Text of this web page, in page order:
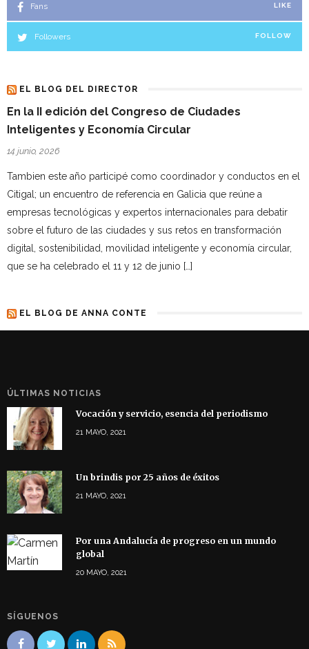
Fans LIKE
Followers FOLLOW
EL BLOG DEL DIRECTOR
En la II edición del Congreso de Ciudades
Inteligentes y Economía Circular
14 junio, 2026
Tambien este año participé como coordinador y conductos en el
Citigal; un encuentro de referencia en Galicia que reúne a
empresas tecnológicas y expertos internacionales para debatir
sobre el futuro de las ciudades y sus retos en transformación
digital, sostenibilidad, movilidad inteligente y economía circular,
que se ha celebrado el 11 y 12 de junio […]
EL BLOG DE ANNA CONTE
ÚLTIMAS NOTICIAS
Vocación y servicio, esencia del periodismo
21 MAYO, 2021
Un brindis por 25 años de éxitos
21 MAYO, 2021
Por una Andalucía de progreso en un mundo
global
20 MAYO, 2021
SÍGUENOS